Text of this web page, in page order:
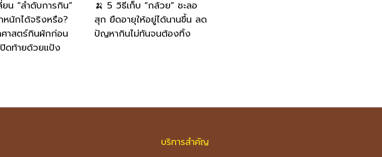
ยน “ลำดับการกิน”
หนักได้จริงหรือ?
ศาสตร์กินผักก่อน
ดท้ายด้วยแป้ง
🍌 5 วิธีเก็บ “กล้วย” ชะลอ
สุก ยืดอายุให้อยู่ได้นานขึ้น ลด
ปัญหากินไม่ทันจนต้องทิ้ง
บริการสำคัญ